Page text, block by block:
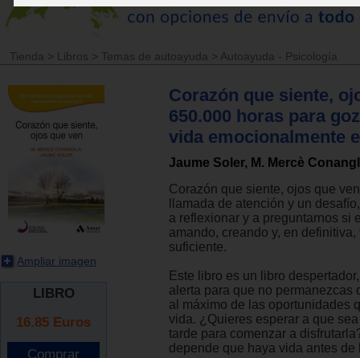
Tienda > Libros > Temas de autoayuda > Autoayuda - Psicología
Ampliar imagen
LIBRO
16.85 Euros
Corazón que siente,
650.000 horas para
vida emocionalmente
Jaume Soler, M. Mercè
Corazón que siente, ojos que
llamada de atención y un
a reflexionar y a preguntarnos si
amando, creando y, en
suficiente.
Este libro es un libro
alerta para que no permanezcas
al máximo de las oportunidades
vida. ¿Quieres esperar a que
tarde para comenzar a
depende que haya vida antes de